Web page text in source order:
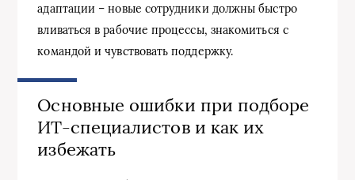
адаптации – новые сотрудники должны быстро
вливаться в рабочие процессы, знакомиться с
командой и чувствовать поддержку.
Основные ошибки при подборе
ИТ-специалистов и как их
избежать